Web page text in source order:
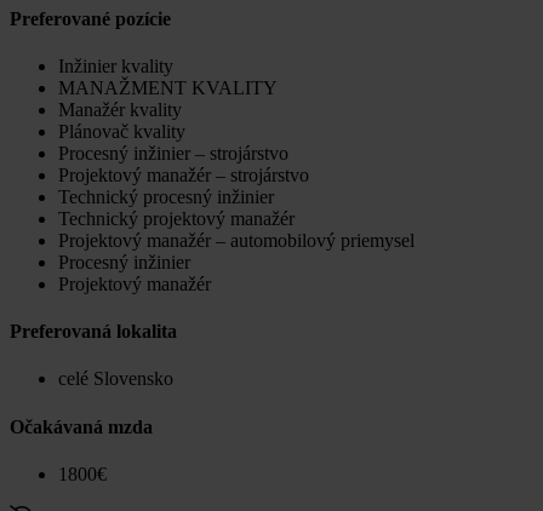
Preferované pozície
Inžinier kvality
MANAŽMENT KVALITY
Manažér kvality
Plánovač kvality
Procesný inžinier – strojárstvo
Projektový manažér – strojárstvo
Technický procesný inžinier
Technický projektový manažér
Projektový manažér – automobilový priemysel
Procesný inžinier
Projektový manažér
Preferovaná lokalita
celé Slovensko
Očakávaná mzda
1800€